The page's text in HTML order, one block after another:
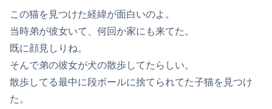
この猫を見つけた経緯が面白いのよ。
当時弟が彼女いて、何回か家にも来てた。
既に顔見しりね。
そんで弟の彼女が犬の散歩してたらしい。
散歩してる最中に段ボールに捨てられてた子猫を見つけ
た。